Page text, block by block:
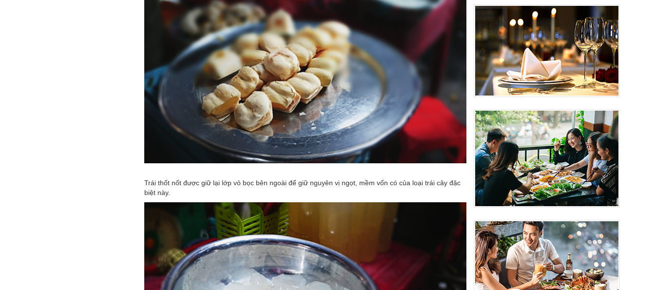
Trái thốt nốt được giữ lại lớp vỏ bọc bên ngoài để giữ nguyên vị ngọt, mềm vốn có của loại trái cây đặc
biệt này.